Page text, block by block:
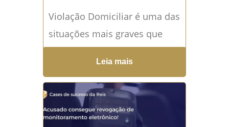
Violação Domiciliar é uma das
situações mais graves que
uma pessoa pode enfrentar,
especialmente quando ocorre
durante uma abordagem
policial, uma investigação
criminal...Leia mais →
Leia mais